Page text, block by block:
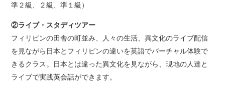
準２級、２級、準１級）
②ライブ・スタディツアー
フィリピンの田舎の町並み、人々の生活、異文化のライブ配信
を見ながら日本とフィリピンの違いを英語でバーチャル体験で
きるクラス。日本とは違った異文化を見ながら、現地の人達と
ライブで実践英会話ができます。